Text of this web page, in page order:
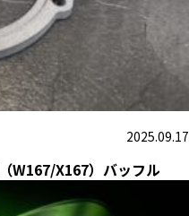
2025.09.17
W167/X167）バッフル